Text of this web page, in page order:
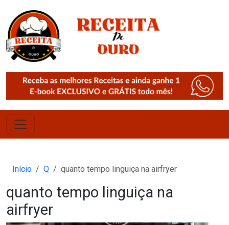
Início Q quanto tempo linguiça na airfryer
quanto tempo linguiça na
airfryer